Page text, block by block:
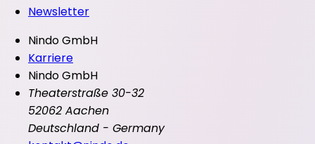
Newsletter
Nindo GmbH
Karriere
Nindo GmbH
Theaterstraße 30-32
52062 Aachen
Deutschland - Germany